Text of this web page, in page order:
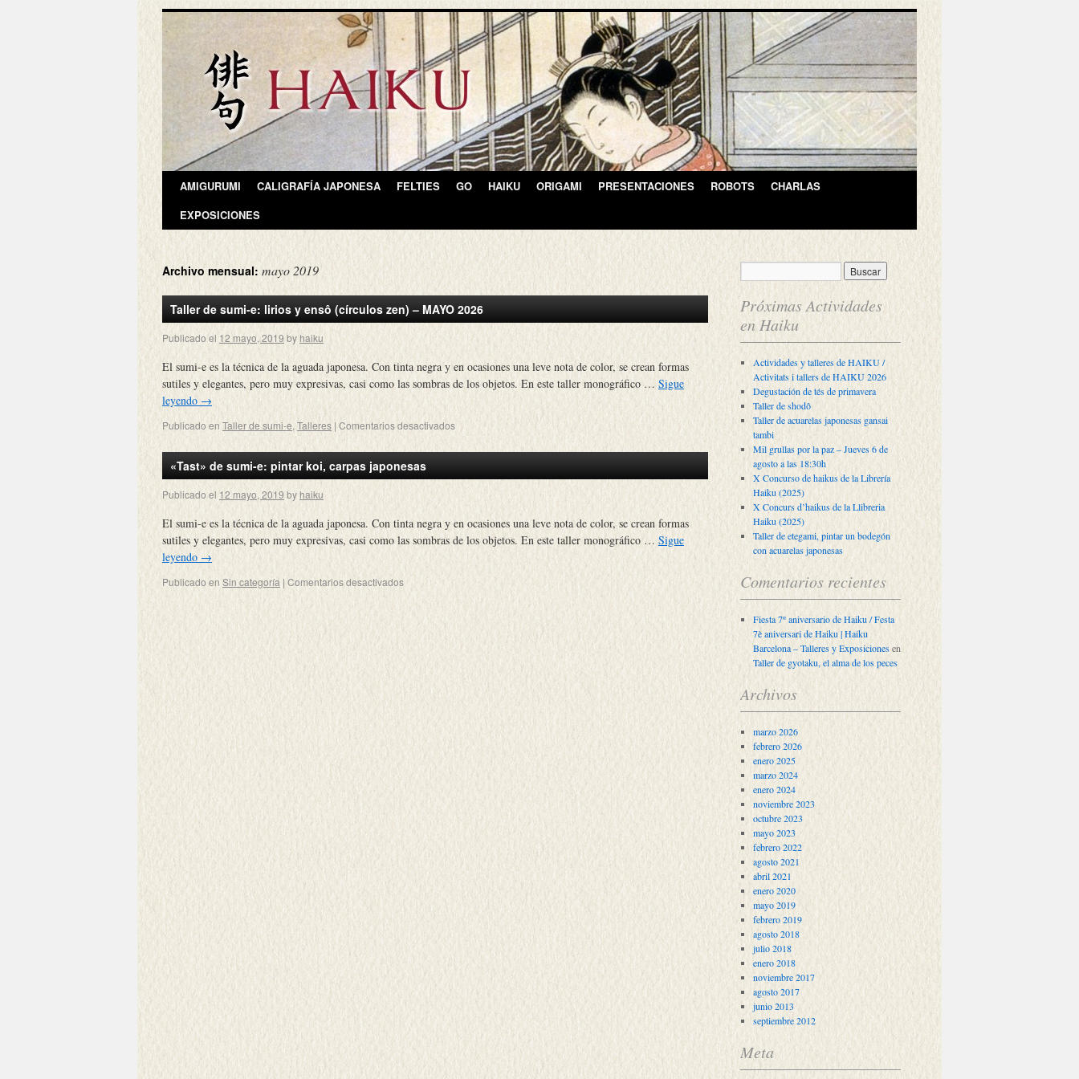
AMIGURUMI CALIGRAFÍA JAPONESA FELTIES GO HAIKU ORIGAMI PRESENTACIONES ROBOTS
CHARLAS
EXPOSICIONES
Archivo mensual: mayo 2019
Taller de sumi-e: lirios y ensô (círculos zen) – MAYO 2026
Publicado el 12 mayo, 2019 by haiku
El sumi-e es la técnica de la aguada japonesa. Con tinta negra y en ocasiones una leve nota de color, se crean formas
sutiles y elegantes, pero muy expresivas, casi como las sombras de los objetos. En este taller monográfico … Sigue
leyendo →
Publicado en Taller de sumi-e, Talleres | Comentarios desactivados
«Tast» de sumi-e: pintar koi, carpas japonesas
Publicado el 12 mayo, 2019 by haiku
El sumi-e es la técnica de la aguada japonesa. Con tinta negra y en ocasiones una leve nota de color, se crean formas
sutiles y elegantes, pero muy expresivas, casi como las sombras de los objetos. En este taller monográfico … Sigue
leyendo →
Publicado en Sin categoría |Comentarios desactivados
Próximas Actividades
en Haiku
Actividades y talleres de HAIKU /
Activitats i tallers de HAIKU 2026
Degustación de tés de primavera
Taller de shodô
Taller de acuarelas japonesas gansai
tambi
Mil grullas por la paz – Jueves 6 de
agosto a las 18:30h
X Concurso de haikus de la Librería
Haiku (2025)
X Concurs d’haikus de la Llibreria
Haiku (2025)
Taller de etegami, pintar un bodegón
con acuarelas japonesas
Comentarios recientes
Fiesta 7º aniversario de Haiku / Festa
7è aniversari de Haiku | Haiku
Barcelona – Talleres y Exposicionesen
Taller de gyotaku, el alma de los peces
Archivos
marzo 2026
febrero 2026
enero 2025
marzo 2024
enero 2024
noviembre 2023
octubre 2023
mayo 2023
febrero 2022
agosto 2021
abril 2021
enero 2020
mayo 2019
febrero 2019
agosto 2018
julio 2018
enero 2018
noviembre 2017
agosto 2017
junio 2013
septiembre 2012
Meta